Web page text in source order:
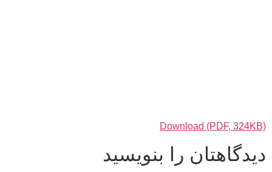
Download (PDF, 324KB)
دیدگاهتان را بنویسید